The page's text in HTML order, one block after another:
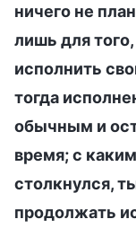
ничего не
лишь для
исполнить
тогда
обычным и
время; с
столкнулся,
продолжать